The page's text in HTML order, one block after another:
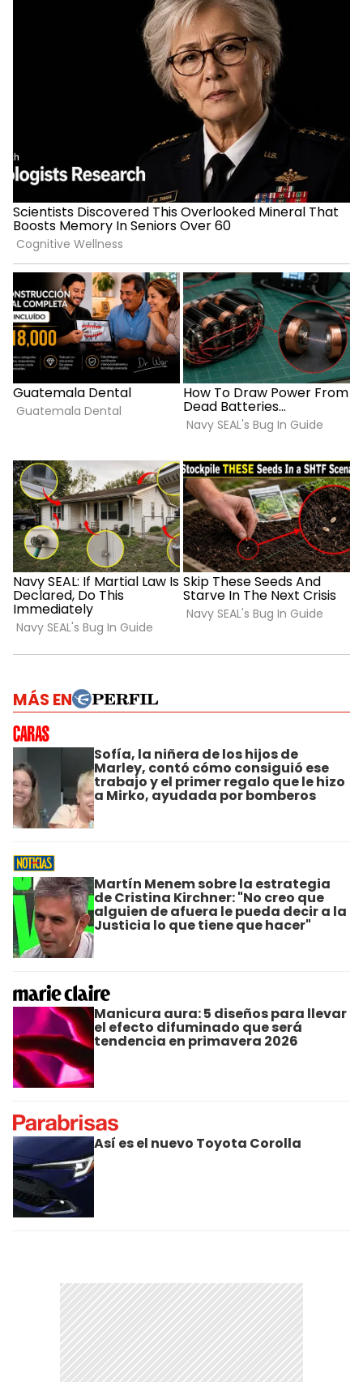
MÁS EN
Sofía, la niñera de los hijos de
Marley, contó cómo consiguió ese
trabajo y el primer regalo que le hizo
a Mirko, ayudada por bomberos
Martín Menem sobre la estrategia
de Cristina Kirchner: "No creo que
alguien de afuera le pueda decir a la
Justicia lo que tiene que hacer"
Manicura aura: 5 diseños para llevar
el efecto difuminado que será
tendencia en primavera 2026
Así es el nuevo Toyota Corolla